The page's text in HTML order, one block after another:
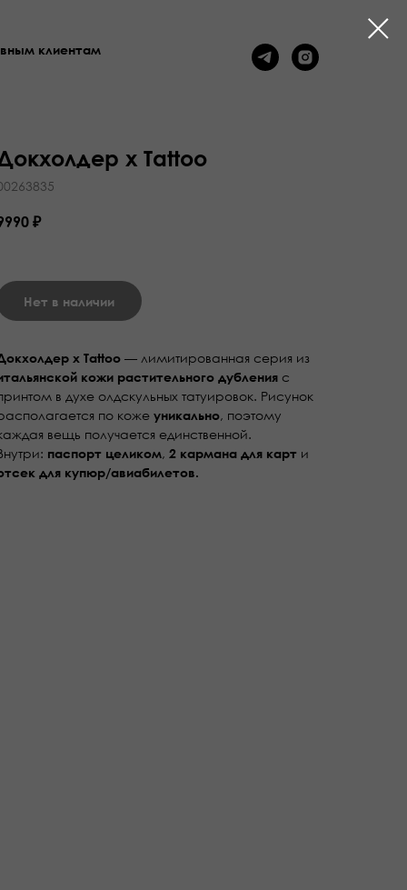
клиентам
x Tattoo
₽
Нет в наличии
x Tattoo — лимитированная серия из
кожи растительного дубления с
в духе олдскульных татуировок. Рисунок
по коже уникально, поэтому
вещь получается единственной.
паспорт целиком, 2 кармана для карт и
для купюр/авиабилетов.